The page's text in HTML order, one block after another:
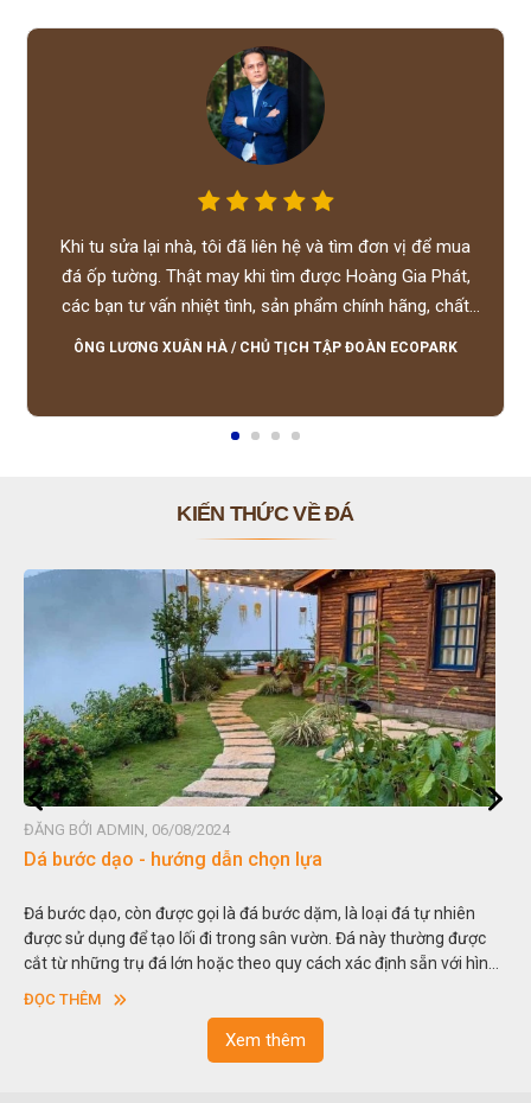
Khi tu sửa lại nhà, tôi đã liên hệ và tìm đơn vị để mua
đá ốp tường. Thật may khi tìm được Hoàng Gia Phát,
các bạn tư vấn nhiệt tình, sản phẩm chính hãng, chất
lượng tốt, giá hợp lý, hỗ trợ tận tình.
ÔNG LƯƠNG XUÂN HÀ / CHỦ TỊCH TẬP ĐOÀN ECOPARK
KIẾN THỨC VỀ ĐÁ
ĐĂNG BỞI ADMIN, 06/08/2024
Dá bước dạo - hướng dẫn chọn lựa
Đá bước dạo, còn được gọi là đá bước dặm, là loại đá tự nhiên
được sử dụng để tạo lối đi trong sân vườn. Đá này thường được
cắt từ những trụ đá lớn hoặc theo quy cách xác định sẵn với hình
vuông hoặc hình chữ nhật và có độ dày khác nhau.
ĐỌC THÊM
Xem thêm